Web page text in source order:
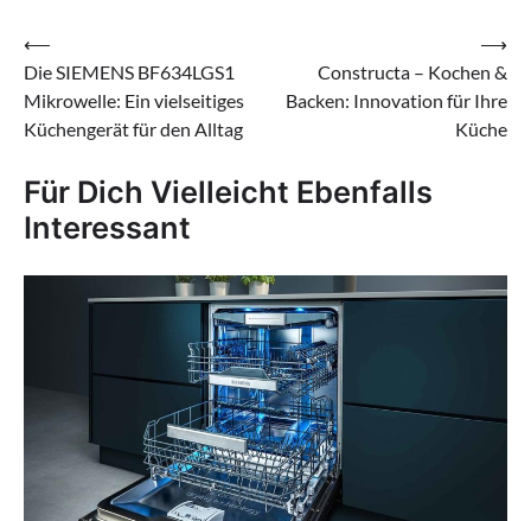
Beitragsnavigation
⟵
Die SIEMENS BF634LGS1
Mikrowelle: Ein vielseitiges
Küchengerät für den Alltag
Constructa – Kochen &
Backen: Innovation für Ihre
Küche
⟶
Für Dich Vielleicht Ebenfalls
Interessant